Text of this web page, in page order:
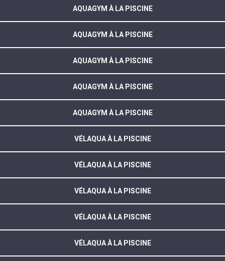
AQUAGYM À LA PISCINE
AQUAGYM À LA PISCINE
AQUAGYM À LA PISCINE
AQUAGYM À LA PISCINE
AQUAGYM À LA PISCINE
VÉLAQUA À LA PISCINE
VÉLAQUA À LA PISCINE
VÉLAQUA À LA PISCINE
VÉLAQUA À LA PISCINE
VÉLAQUA À LA PISCINE